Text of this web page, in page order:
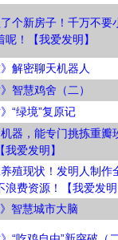
个新房子！千万不要
！【我爱发明】
》解密聊天机器人
智慧鸡舍（二）
“绿境”复原记
器，能专门挑拣重瓣
爱发明】
殖现状！发明人制作
浪费资源！【我爱发
智慧城市大脑